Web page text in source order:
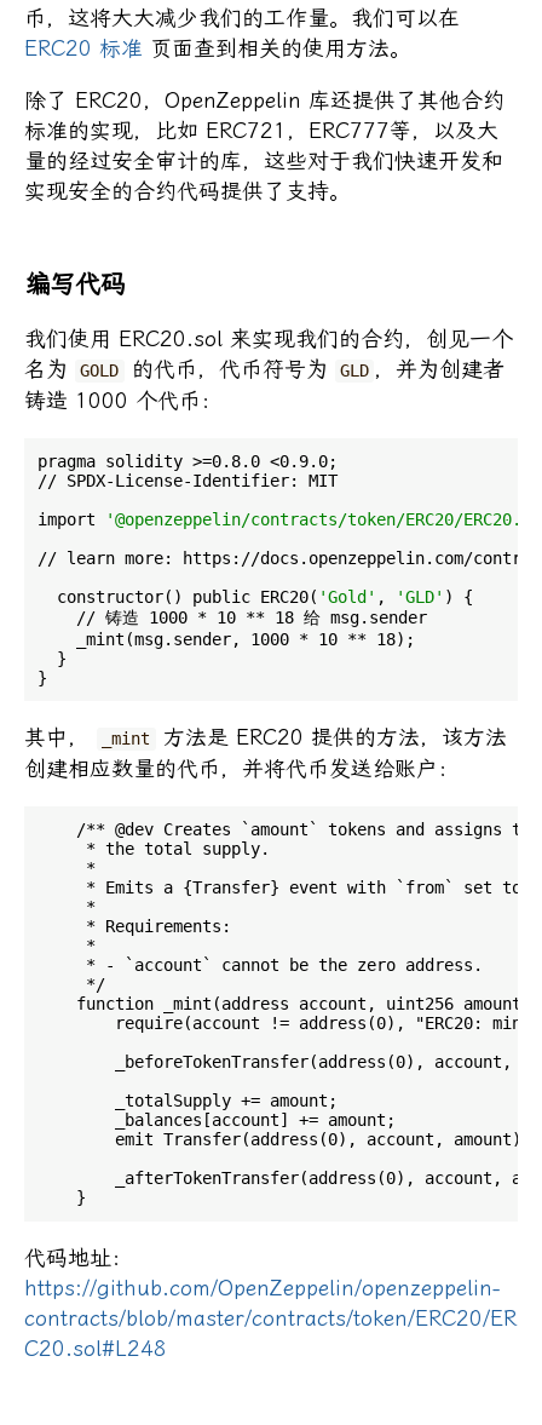
币，这将大大减少我们的工作量。我们可以在
ERC20 标准 页面查到相关的使用方法。
除了 ERC20，OpenZeppelin 库还提供了其他合约
标准的实现，比如 ERC721，ERC777等，以及大
量的经过安全审计的库，这些对于我们快速开发和
实现安全的合约代码提供了支持。
编写代码
我们使用 ERC20.sol 来实现我们的合约，创见一个
名为
GOLD 的代币，代币符号为 GLD ，并为创建者
铸造 1000 个代币：
pragma solidity >=0.8.0 <0.9.0;
// SPDX-License-Identifier: MIT
import
'@openzeppelin/contracts/token/ERC20/
// learn more: https://docs.openzeppelin.com/
  constructor() public ERC20(
'Gold' , 'GLD' ) {
    // 铸造 1000 * 10 ** 18 给 msg.sender
    _mint(msg.sender, 1000 * 10 ** 18);
  }
其中， _mint
方法是 ERC20 提供的方法，该方法
创建相应数量的代币，并将代币发送给账户：
/** @dev Creates `amount` tokens and assigns
     * the total supply.
     *
* Emits a {Transfer} event with `from` set to
     *
     * Requirements:
     *
     * - `account` cannot be the zero address.
     */
function _mint(address account, uint256 amount)
require(account != address(0), "ERC20: mint
_beforeTokenTransfer(address(0), account,
        _totalSupply += amount;
        _balances[account] += amount;
        emit Transfer(address(0), account, amount);
_afterTokenTransfer(address(0), account,
代码地址：
https://github.com/OpenZeppelin/openzeppelin-
contracts/blob/master/contracts/token/ERC20/ER
C20.sol#L248